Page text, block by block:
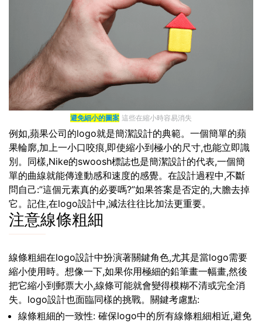
避免細小的圖案 這些在縮小時容易消失
例如,蘋果公司的logo就是簡潔設計的典範。一個簡單的蘋
果輪廓,加上一小口咬痕,即使縮小到極小的尺寸,也能立即識
別。同樣,Nike的swoosh標誌也是簡潔設計的代表,一個簡
單的曲線就能傳達動感和速度的感覺。在設計過程中,不斷
問自己:”這個元素真的必要嗎?”如果答案是否定的,大膽去掉
它。記住,在logo設計中,減法往往比加法更重要。
注意線條粗細
線條粗細在logo設計中扮演著關鍵角色,尤其是當logo需要
縮小使用時。想像一下,如果你用極細的鉛筆畫一幅畫,然後
把它縮小到郵票大小,線條可能就會變得模糊不清或完全消
失。logo設計也面臨同樣的挑戰。關鍵考慮點:
線條粗細的一致性: 確保logo中的所有線條粗細相近,避免